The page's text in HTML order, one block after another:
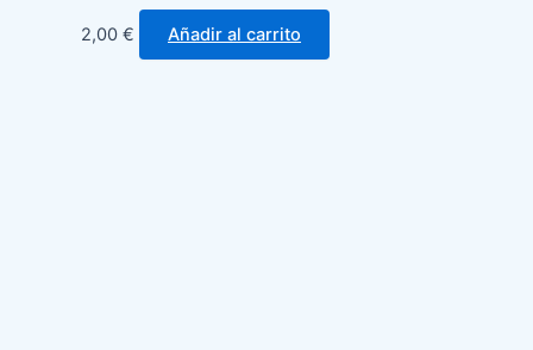
2,00 € Añadir al carrito